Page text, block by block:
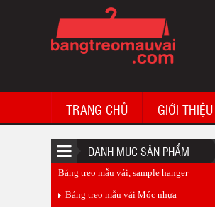
TRANG CHỦ GIỚI THIỆU
DANH MỤC SẢN PHẨM
Bảng treo mẫu vải, sample hanger
Bảng treo mẫu vải Móc nhựa
Bảng treo mẫu vải Taiyo Plus Viet Nam
Sample hanger Gloria jeans vietnam